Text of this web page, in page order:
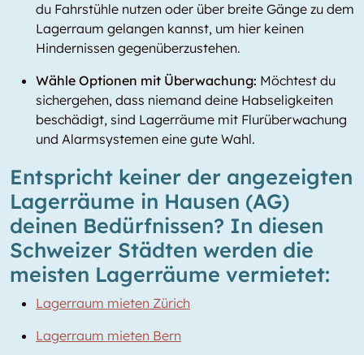
du Fahrstühle nutzen oder über breite Gänge zu dem
Lagerraum gelangen kannst, um hier keinen
Hindernissen gegenüberzustehen.
Wähle Optionen mit Überwachung: Möchtest du
sichergehen, dass niemand deine Habseligkeiten
beschädigt, sind Lagerräume mit Flurüberwachung
und Alarmsystemen eine gute Wahl.
Entspricht keiner der angezeigten
Lagerräume in Hausen (AG)
deinen Bedürfnissen? In diesen
Schweizer Städten werden die
meisten Lagerräume vermietet:
Lagerraum mieten Zürich
Lagerraum mieten Bern